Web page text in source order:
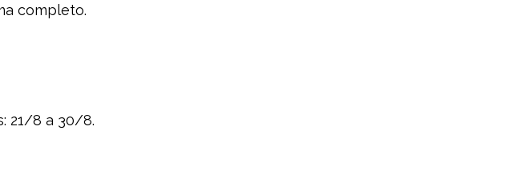
completo.
21/8 a 30/8.